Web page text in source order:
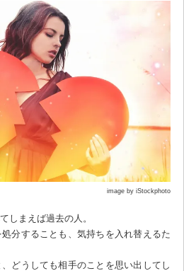
image by iStockphoto
しまえば過去の人。
分することも、気持ちを入れ替えるた
どうしても相手のことを思い出してし